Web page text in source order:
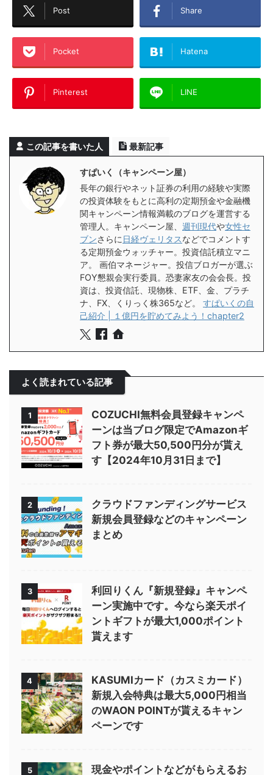
Post Share
Pocket Hatena
Pinterest LINE
この記事を書いた人 最新記事
すぱいく（キャンペーン屋）
長年の銀行やネット証券の利用の経験や実際
の投資体験をもとに高利の定期預金や金融機
関キャンペーン情報満載のブログを運営する
管理人。キャンペーン屋、 週刊現代や女性セ
ブンさらに 日経ヴェリタスなどでコメントす
る定期預金ウォッチャー。投資信託積立マニ
ア。 画伯マネージャー。投信ブロガーが選ぶ
FOY懇親会実行委員。恐妻家友の会会長。投
資は、投資信託、現物株、ETF、金、プラチ
ナ、FX、くりっく株365など。 すぱいくの自
己紹介 | １億円を貯めてみよう！chapter2
よく読まれている記事
1
COZUCHI無料会員登録キャンペ
ーンは当ブログ限定でAmazonギ
フト券が最大50,500円分が貰え
す【2024年10月31日まで】
2
クラウドファンディングサービス
新規会員登録などのキャンペーン
まとめ
3
利回りくん『新規登録』キャンペ
ーン実施中です。今なら楽天ポイ
ントギフトが最大1,000ポイント
貰えます
4
KASUMIカード（カスミカード）
新規入会特典は最大5,000円相当
のWAON POINTが貰えるキャン
ペーンです
5 現金やポイントなどがもらえるお